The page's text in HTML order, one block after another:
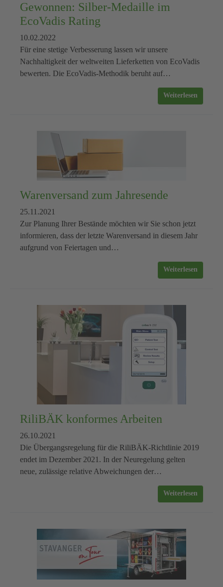
Gewonnen: Silber-Medaille im
EcoVadis Rating
10.02.2022
Für eine stetige Verbesserung lassen wir unsere
Nachhaltigkeit der weltweiten Lieferketten von EcoVadis
bewerten. Die EcoVadis-Methodik beruht auf…
Weiterlesen
Warenversand zum Jahresende
25.11.2021
Zur Planung Ihrer Bestände möchten wir Sie schon jetzt
informieren, dass der letzte Warenversand in diesem Jahr
aufgrund von Feiertagen und…
Weiterlesen
RiliBÄK konformes Arbeiten
26.10.2021
Die Übergangsregelung für die RiliBÄK-Richtlinie 2019
endet im Dezember 2021. In der Neuregelung gelten
neue, zulässige relative Abweichungen der…
Weiterlesen